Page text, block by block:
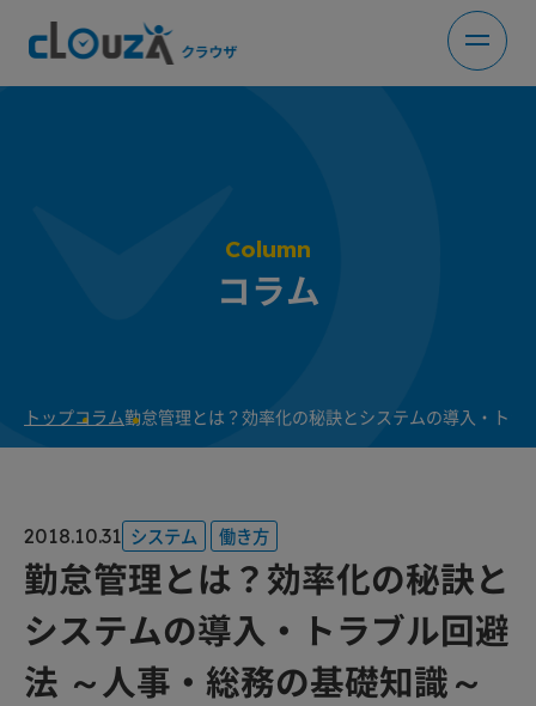
Column
コラム
トップコラム勤怠管理とは？効率化の秘訣とシステムの導入・ト
2018.10.31 システム 働き方
勤怠管理とは？効率化の秘訣と
システムの導入・トラブル回避
法 ～人事・総務の基礎知識～